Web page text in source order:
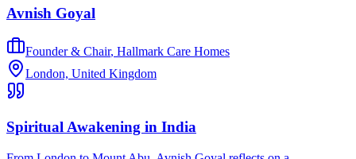
Avnish Goyal
Founder & Chair, Hallmark Care Homes
London, United Kingdom
Spiritual Awakening in India